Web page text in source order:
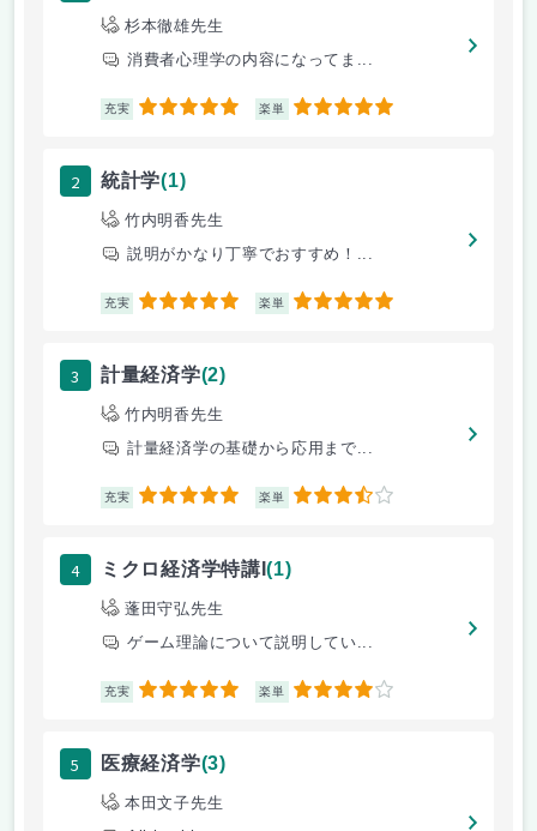
杉本徹雄先生
消費者心理学の内容になってま...
充実 5 楽単 5
2 統計学(1)
竹内明香先生
説明がかなり丁寧でおすすめ！...
充実 5 楽単 5
3 計量経済学(2)
竹内明香先生
計量経済学の基礎から応用まで...
充実 5 楽単 3.5
4 ミクロ経済学特講I(1)
蓬田守弘先生
ゲーム理論について説明してい...
充実 5 楽単 4
5 医療経済学(3)
本田文子先生